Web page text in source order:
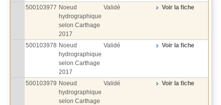
500103977 Noeud
hydrographique
selon Carthage
2017
Validé Voir la fiche
500103978 Noeud
hydrographique
selon Carthage
2017
Validé Voir la fiche
500103979 Noeud
hydrographique
selon Carthage
Validé Voir la fiche